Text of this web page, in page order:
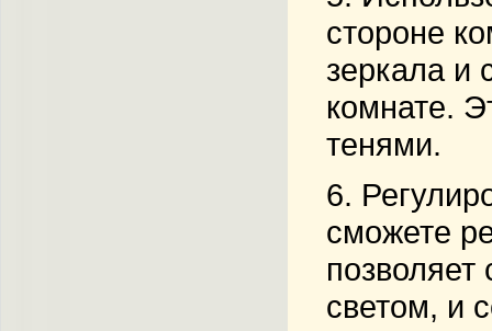
стороне
зеркала и
комнате.
тенями.
6.
сможете
светом, и